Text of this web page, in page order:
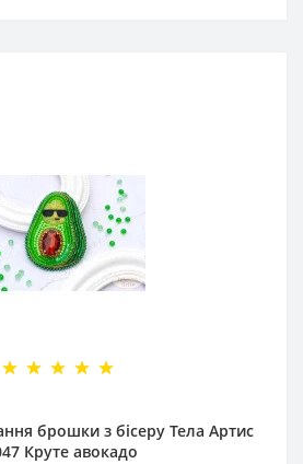
брошки з бісеру Тела Артис
Круте авокадо